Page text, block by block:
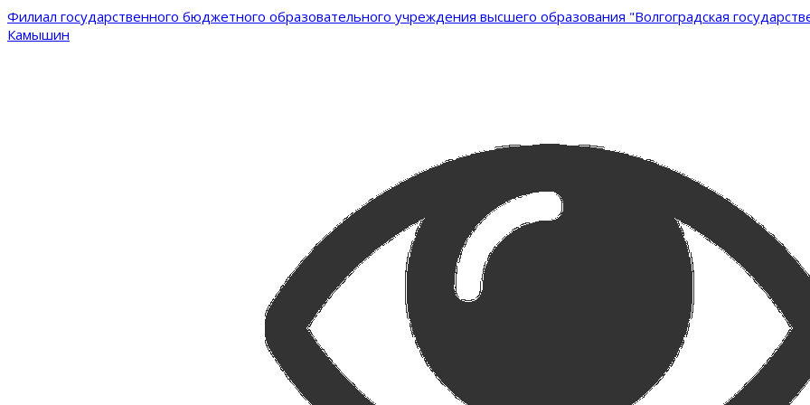
Филиал государственного бюджетного образовательного учреждения высшего образования "Волгоградская
Камышин